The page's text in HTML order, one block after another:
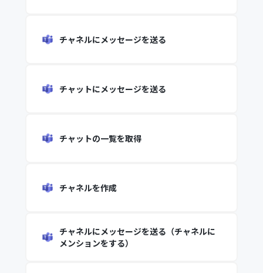
チャネルにメッセージを送る
チャットにメッセージを送る
チャットの一覧を取得
チャネルを作成
チャネルにメッセージを送る（チャネルに
メンションをする）